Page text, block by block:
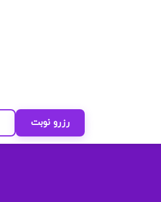
رزرو نوبت